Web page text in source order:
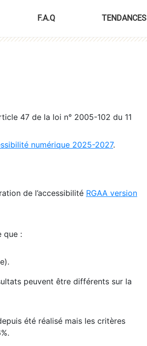
F.A.Q TENDANCES
47 de la loi n° 2005-102 du 11
numérique 2025-2027.
de l’accessibilité RGAA version
que :
peuvent être différents sur la
été réalisé mais les critères